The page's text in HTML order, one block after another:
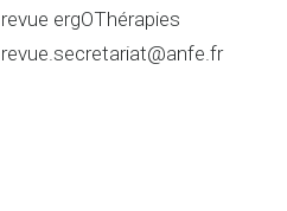
revue ergOThérapies
revue.secretariat@anfe.fr